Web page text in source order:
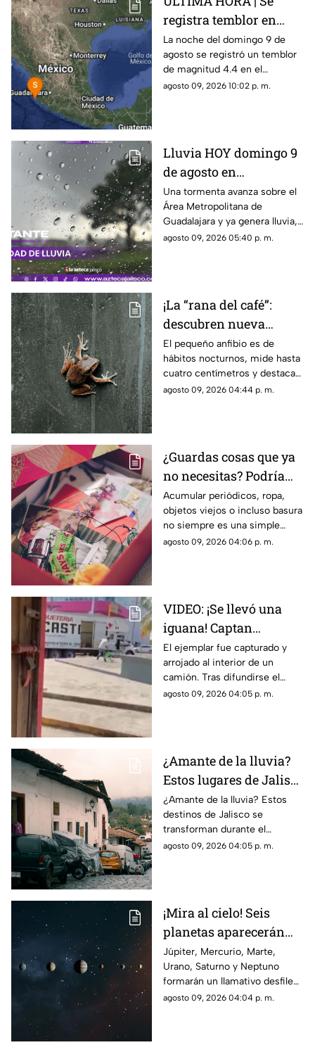
registra temblor en
Jalisco; ¿hay daños?
La noche del domingo 9 de
agosto se registró un temblor
de magnitud 4.4 en el
municipio de Puerto Vallarta,
agosto 09, 2026 10:02 p. m.
Lluvia HOY domingo 9
de agosto en
Guadalajara: ¿Dónde
está lloviendo y qué
zonas tienen alerta?
Una tormenta avanza sobre el
Área Metropolitana de
Guadalajara y ya genera lluvia,
actividad eléctrica y rachas de
agosto 09, 2026 05:40 p. m.
¡La “rana del café”:
descubren nueva
especie en Costa Rica
El pequeño anfibio es de
hábitos nocturnos, mide hasta
cuatro centímetros y destaca
por sus manchas verdes y su
agosto 09, 2026 04:44 p. m.
¿Guardas cosas que ya
no necesitas? Podría
haber algo más detrás
Acumular periódicos, ropa,
objetos viejos o incluso basura
no siempre es una simple
costumbre. En algunos casos,
agosto 09, 2026 04:06 p. m.
VIDEO: ¡Se llevó una
iguana! Captan
presunto robo en
Tuxpan y reportan
detención
El ejemplar fue capturado y
arrojado al interior de un
camión. Tras difundirse el
video, autoridades
agosto 09, 2026 04:05 p. m.
¿Amante de la lluvia?
Estos lugares de Jalisco
se disfrutan más
durante el temporal
¿Amante de la lluvia? Estos
destinos de Jalisco se
transforman durante el
temporal y ofrecen paisajes
agosto 09, 2026 04:05 p. m.
¡Mira al cielo! Seis
planetas aparecerán
juntos el 12 de agosto
Júpiter, Mercurio, Marte,
Urano, Saturno y Neptuno
formarán un llamativo desfile
planetario durante las primeras
agosto 09, 2026 04:04 p. m.